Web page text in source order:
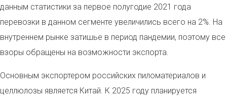
данным статистики за первое полугодие 2021 года
перевозки в данном сегменте увеличились всего на 2%. На
внутреннем рынке затишье в период пандемии, поэтому все
взоры обращены на возможности экспорта.
Основным экспортером российских пиломатериалов и
целлюлозы является Китай. К 2025 году планируется